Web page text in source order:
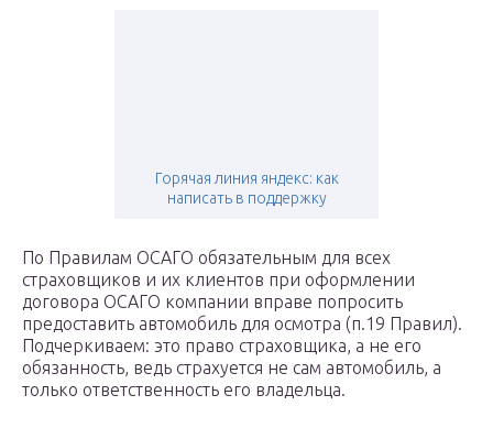
Горячая линия яндекс: как
написать в поддержку
По Правилам ОСАГО обязательным для всех
страховщиков и их клиентов при оформлении
договора ОСАГО компании вправе попросить
предоставить автомобиль для осмотра (п.19 Правил).
Подчеркиваем: это право страховщика, а не его
обязанность, ведь страхуется не сам автомобиль, а
только ответственность его владельца.